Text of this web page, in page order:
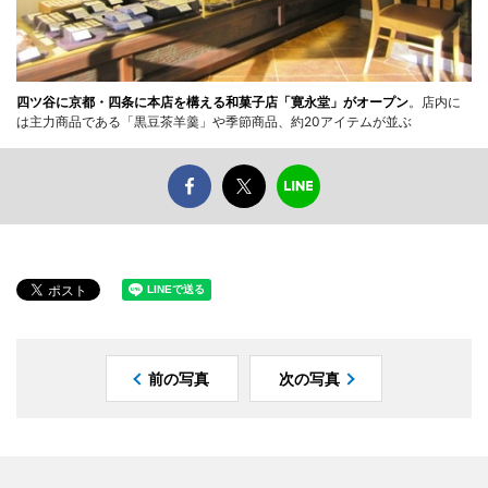
四ツ谷に京都・四条に本店を構える和菓子店「寛永堂」がオープン。店内に
は主力商品である「黒豆茶羊羹」や季節商品、約20アイテムが並ぶ
前の写真 次の写真